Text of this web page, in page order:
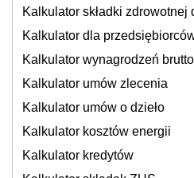
Kalkulator składki
Kalkulator dla
Kalkulator wynagrodzeń
Kalkulator umów zlecenia
Kalkulator umów o dzieło
Kalkulator kosztów energii
Kalkulator kredytów